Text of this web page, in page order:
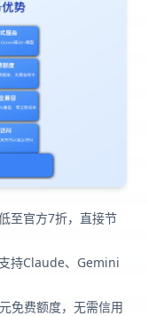
至官方7折，直接节
持Claude、Gemini
免费额度，无需信用